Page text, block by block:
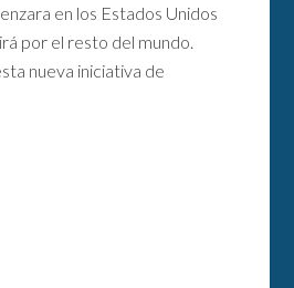
en los Estados Unidos
por el resto del mundo.
nueva iniciativa de